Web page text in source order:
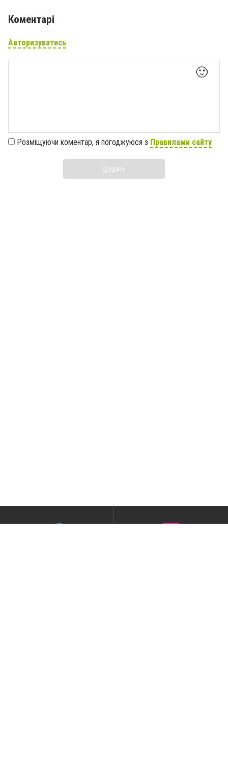
Коментарі
Авторизуватись
🙂
Розміщуючи коментар, я погоджуюся з Правилами сайту
Додати